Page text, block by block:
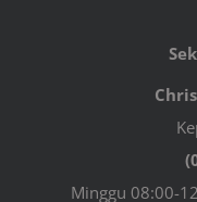
Minggu 08:00-